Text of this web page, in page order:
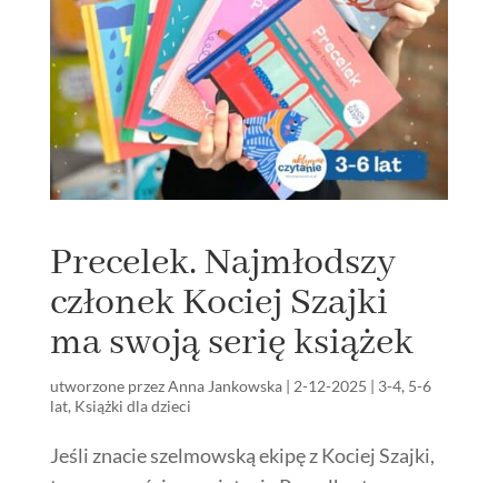
Precelek. Najmłodszy
członek Kociej Szajki
ma swoją serię książek
utworzone przezAnna Jankowska| 2-12-2025 | 3-4, 5-6
lat, Książki dla dzieci
Jeśli znacie szelmowską ekipę z Kociej Szajki,